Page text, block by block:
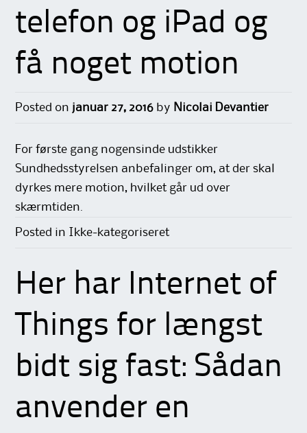
telefon og iPad og
få noget motion
Posted on januar 27, 2016 by Nicolai Devantier
For første gang nogensinde udstikker
Sundhedsstyrelsen anbefalinger om, at der skal
dyrkes mere motion, hvilket går ud over
skærmtiden.
Posted in Ikke-kategoriseret
Her har Internet of
Things for længst
bidt sig fast: Sådan
anvender en